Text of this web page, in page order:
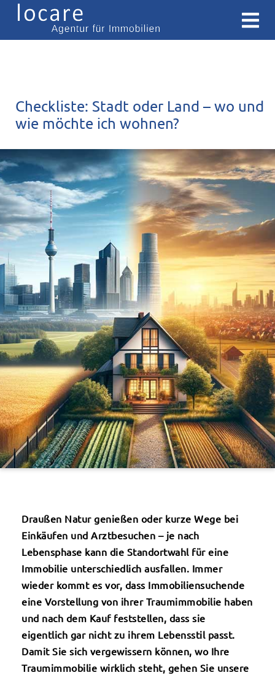
Checkliste: Stadt oder Land – wo und
wie möchte ich wohnen?
Draußen Natur genießen oder kurze Wege bei
Einkäufen und Arztbesuchen – je nach
Lebensphase kann die Standortwahl für eine
Immobilie unterschiedlich ausfallen. Immer
wieder kommt es vor, dass Immobiliensuchende
eine Vorstellung von ihrer Traumimmobilie haben
und nach dem Kauf feststellen, dass sie
eigentlich gar nicht zu ihrem Lebensstil passt.
Damit Sie sich vergewissern können, wo Ihre
Traumimmobilie wirklich steht, gehen Sie unsere